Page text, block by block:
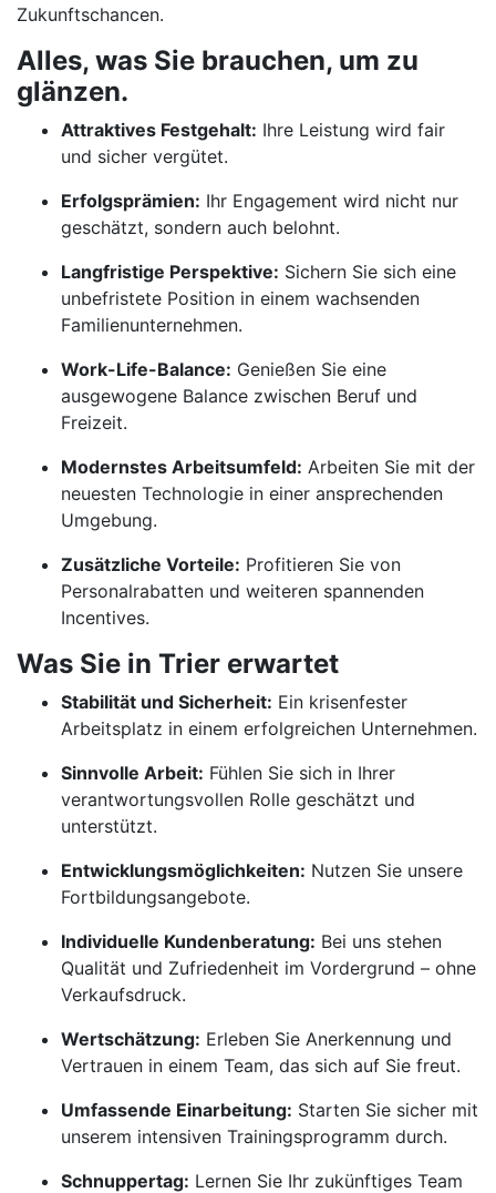
Zukunftschancen.
Alles, was Sie brauchen, um zu
glänzen.
Attraktives Festgehalt: Ihre Leistung wird fair
und sicher vergütet.
Erfolgsprämien: Ihr Engagement wird nicht nur
geschätzt, sondern auch belohnt.
Langfristige Perspektive: Sichern Sie sich eine
unbefristete Position in einem wachsenden
Familienunternehmen.
Work-Life-Balance: Genießen Sie eine
ausgewogene Balance zwischen Beruf und
Freizeit.
Modernstes Arbeitsumfeld: Arbeiten Sie mit der
neuesten Technologie in einer ansprechenden
Umgebung.
Zusätzliche Vorteile: Profitieren Sie von
Personalrabatten und weiteren spannenden
Incentives.
Was Sie in Trier erwartet
Stabilität und Sicherheit: Ein krisenfester
Arbeitsplatz in einem erfolgreichen Unternehmen.
Sinnvolle Arbeit: Fühlen Sie sich in Ihrer
verantwortungsvollen Rolle geschätzt und
unterstützt.
Entwicklungsmöglichkeiten: Nutzen Sie unsere
Fortbildungsangebote.
Individuelle Kundenberatung: Bei uns stehen
Qualität und Zufriedenheit im Vordergrund – ohne
Verkaufsdruck.
Wertschätzung: Erleben Sie Anerkennung und
Vertrauen in einem Team, das sich auf Sie freut.
Umfassende Einarbeitung: Starten Sie sicher mit
unserem intensiven Trainingsprogramm durch.
Schnuppertag: Lernen Sie Ihr zukünftiges Team